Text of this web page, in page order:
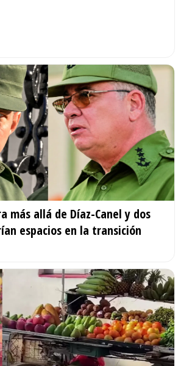
más allá de Díaz-Canel y dos
espacios en la transición